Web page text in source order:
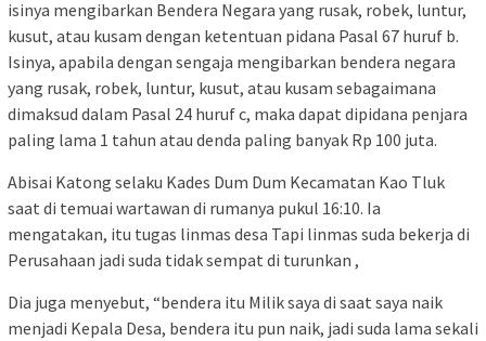
isinya mengibarkan Bendera Negara yang rusak, robek, luntur,
kusut, atau kusam dengan ketentuan pidana Pasal 67 huruf b.
Isinya, apabila dengan sengaja mengibarkan bendera negara
yang rusak, robek, luntur, kusut, atau kusam sebagaimana
dimaksud dalam Pasal 24 huruf c, maka dapat dipidana penjara
paling lama 1 tahun atau denda paling banyak Rp 100 juta.
Abisai Katong selaku Kades Dum Dum Kecamatan Kao Tluk
saat di temuai wartawan di rumanya pukul 16:10. Ia
mengatakan, itu tugas linmas desa Tapi linmas suda bekerja di
Perusahaan jadi suda tidak sempat di turunkan ,
Dia juga menyebut, “bendera itu Milik saya di saat saya naik
menjadi Kepala Desa, bendera itu pun naik, jadi suda lama sekali